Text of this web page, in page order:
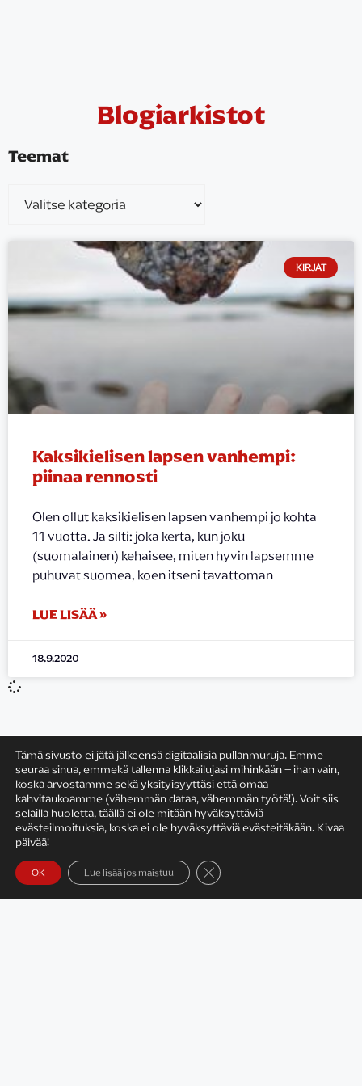
Blogiarkistot
Teemat
KIRJAT
Kaksikielisen lapsen vanhempi:
piinaa rennosti
Olen ollut kaksikielisen lapsen vanhempi jo kohta
11 vuotta. Ja silti: joka kerta, kun joku
(suomalainen) kehaisee, miten hyvin lapsemme
puhuvat suomea, koen itseni tavattoman
LUE LISÄÄ »
18.9.2020
Satu Rämö
Yhteystiedot
Tämä sivusto ei jätä jälkeensä digitaalisia pullanmuruja. Emme
seuraa sinua, emmekä tallenna klikkailujasi mihinkään – ihan vain,
koska arvostamme sekä yksityisyyttäsi että omaa
kahvitaukoamme (vähemmän dataa, vähemmän työtä!). Voit siis
selailla huoletta, täällä ei ole mitään hyväksyttäviä
evästeilmoituksia, koska ei ole hyväksyttäviä evästeitäkään. Kivaa
päivää!
OK Lue lisää jos maistuu Sulje evästebanneri